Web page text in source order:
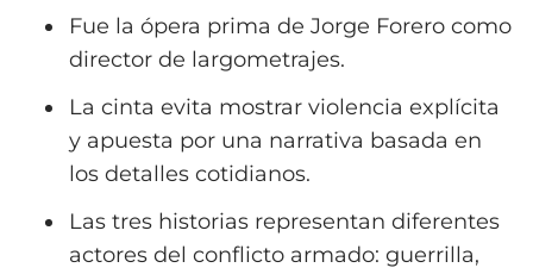
Fue la ópera prima de Jorge Forero como
director de largometrajes.
La cinta evita mostrar violencia explícita
y apuesta por una narrativa basada en
los detalles cotidianos.
Las tres historias representan diferentes
actores del conflicto armado: guerrilla,